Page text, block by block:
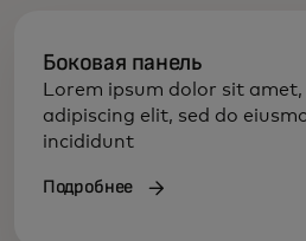
Боковая панель
Lorem ipsum dolor sit
adipiscing elit, sed do
incididunt
Подробнее